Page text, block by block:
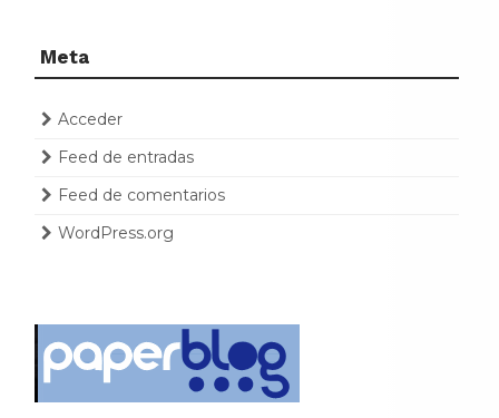
Meta
Acceder
Feed de entradas
Feed de comentarios
WordPress.org